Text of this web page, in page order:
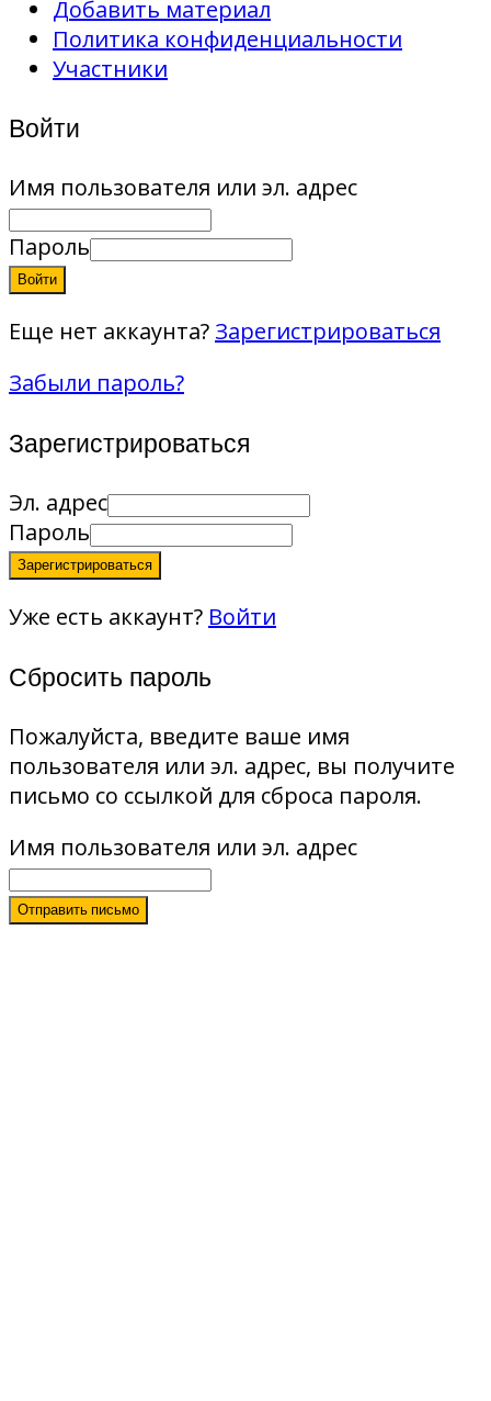
Добавить материал
Политика конфиденциальности
Участники
Войти
Имя пользователя или эл. адрес
Пароль
Войти
Еще нет аккаунта? Зарегистрироваться
Забыли пароль?
Зарегистрироваться
Эл. адрес
Пароль
Зарегистрироваться
Уже есть аккаунт? Войти
Сбросить пароль
Пожалуйста, введите ваше имя
пользователя или эл. адрес, вы получите
письмо со ссылкой для сброса пароля.
Имя пользователя или эл. адрес
Отправить письмо